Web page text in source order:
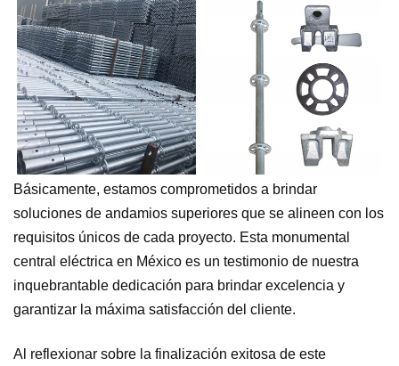
Básicamente, estamos comprometidos a brindar
soluciones de andamios superiores que se alineen con los
requisitos únicos de cada proyecto. Esta monumental
central eléctrica en México es un testimonio de nuestra
inquebrantable dedicación para brindar excelencia y
garantizar la máxima satisfacción del cliente.
Al reflexionar sobre la finalización exitosa de este